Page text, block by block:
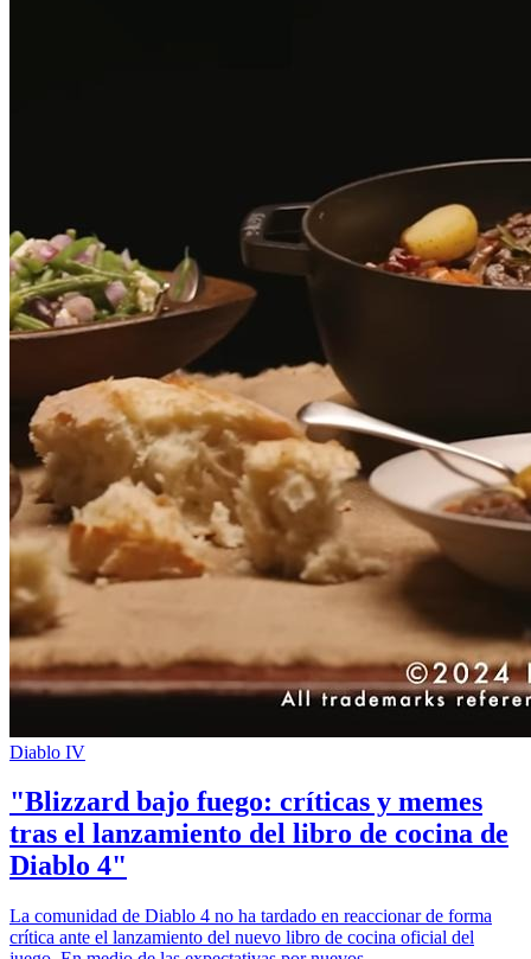
Diablo IV
"Blizzard bajo fuego: críticas y memes
tras el lanzamiento del libro de cocina de
Diablo 4"
La comunidad de Diablo 4 no ha tardado en reaccionar de forma
crítica ante el lanzamiento del nuevo libro de cocina oficial del